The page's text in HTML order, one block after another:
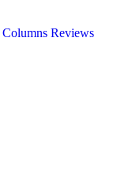
Columns Reviews